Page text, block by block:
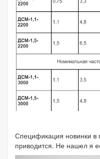
Спецификация новинки в
приводится. Не нашел я